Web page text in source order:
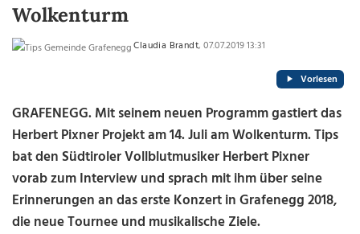
Wolkenturm
Claudia Brandt, 07.07.2019 13:31
Vorlesen
GRAFENEGG. Mit seinem neuen Programm gastiert das
Herbert Pixner Projekt am 14. Juli am Wolkenturm. Tips
bat den Südtiroler Vollblut­musiker Herbert Pixner
vorab zum Interview und sprach mit ihm über seine
Erinnerungen an das erste Konzert in Grafenegg 2018,
die neue Tournee und musikalische Ziele.